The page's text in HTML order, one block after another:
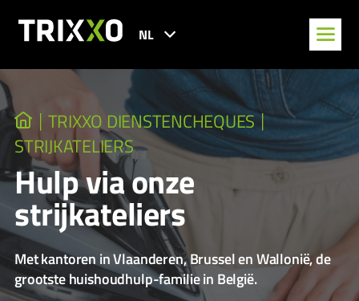
NL
TRIXXO DIENSTENCHEQUES
STRIJKATELIERS
Hulp via onze
strijkateliers
Met kantoren in Vlaanderen, Brussel en Wallonië, de
grootste huishoudhulp-familie in België.